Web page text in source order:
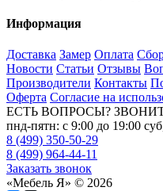
Информация
Доставка Замер Оплата
Новости Статьи Отзывы
Производители Контакты
Оферта Согласие на
ЕСТЬ ВОПРОСЫ?
пнд-пятн: с 9:00 до 19:00
8 (499) 350-50-29
8 (499) 964-44-11
Заказать звонок
«Мебель Я» © 2026